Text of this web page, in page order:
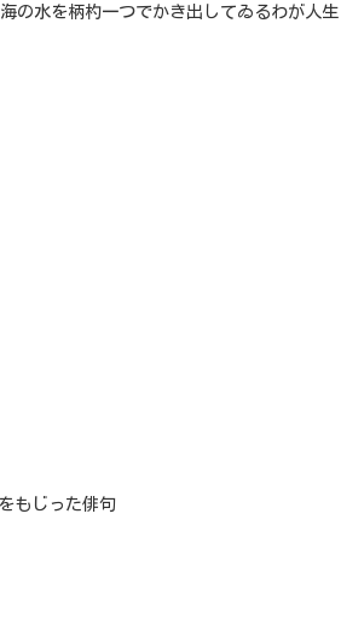
の水を柄杓一つでかき出してゐるわが人生
もじった俳句